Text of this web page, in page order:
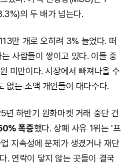
의 두 배가 넘는다.
만 개로 오히려 3% 늘었다. 떠
사람들이 쌓이고 있다. 이들 중
미만이다. 시장에서 빠져나올 수
없는 소액 개인들이 대다수다.
년 하반기 원화마켓 거래 중단 건
폭증했다. 상폐 사유 1위는 '프
지속성에 문제가 생겼거나 재단
. 연락이 닿지 않는 곳들이 결국